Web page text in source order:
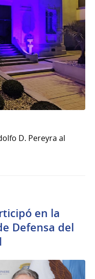
D. Pereyra al
en la
Defensa del